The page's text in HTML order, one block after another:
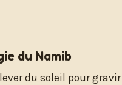
du Namib
du soleil pour gravir